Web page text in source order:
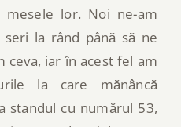
lor. Noi ne-am
la rând până să ne
ceva, iar în acest fel am
la care mănâncă
standul cu numărul 53,